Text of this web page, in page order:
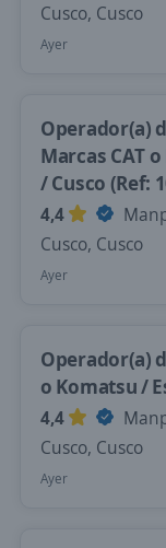
Cusco, Cusco
Ayer
Operador(a)
Marcas CAT
/ Cusco (Ref:
4,4
Cusco, Cusco
Ayer
Operador(a)
o Komatsu /
4,4
Cusco, Cusco
Ayer